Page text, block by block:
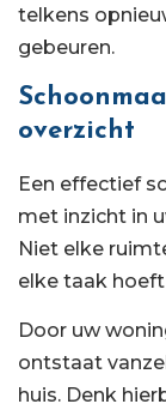
telkens
gebeuren.
overzicht
Een effectief
met inzicht in
Niet elke
elke taak
Door uw
ontstaat
huis. Denk